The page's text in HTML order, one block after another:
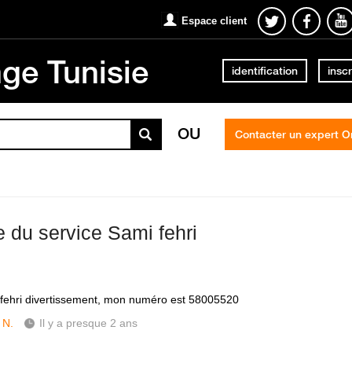
Espace client
Tunisie identification
OU Contacter un expert
du service Sami fehri
divertissement, mon numéro est 58005520
Il y a presque 2 ans